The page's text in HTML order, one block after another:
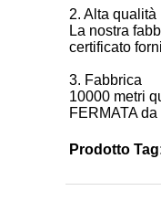
2. Alta qualità
La nostra
certificato
3. Fabbrica
10000 metri
FERMATA
Prodotto